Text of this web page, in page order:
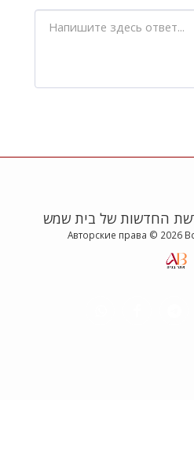
החדשות של בית שמש
Авторские права © 2026